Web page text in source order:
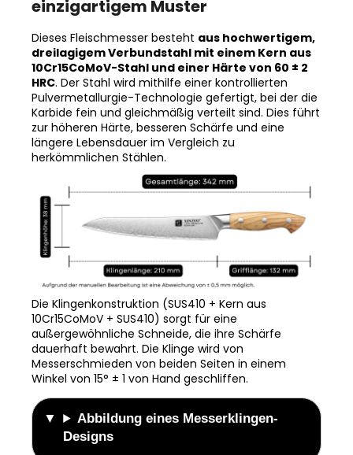
Dieses Fleischmesser besteht
dreilagigem Verbundstahl mit einem Kern aus
10Cr15CoMoV-Stahl und einer Härte von 60 ± 2
HRC. Der Stahl wird mithilfe einer kontrollierten
Pulvermetallurgie-Technologie gefertigt, bei der die
Karbide fein und gleichmäßig verteilt sind. Dies führt
zur höheren Härte, besseren Schärfe und eine
längere Lebensdauer im Vergleich zu
herkömmlichen Stählen.
Die Klingenkonstruktion (SUS410 + Kern aus
10Cr15CoMoV + SUS410) sorgt für eine
außergewöhnliche Schneide, die ihre Schärfe
dauerhaft bewahrt. Die Klinge wird von
Messerschmieden von beiden Seiten in einem
Winkel von 15° ± 1 von Hand geschliffen.
Abbildung eines Messerklingen-
Designs